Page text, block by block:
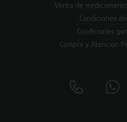
Venta de
Condiciones
Condiciones
Compra y Atención